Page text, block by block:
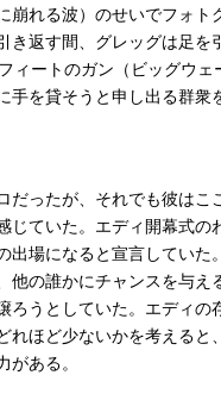
崩れる波）のせいでフォト
き返す間、グレッグは足を
ィートのガン（ビッグウェ
手を貸そうと申し出る群衆
だったが、それでも彼はこ
じていた。エディ開幕式の
出場になると宣言していた
他の誰かにチャンスを与え
ろうとしていた。エディの
れほど少ないかを考えると
ある。